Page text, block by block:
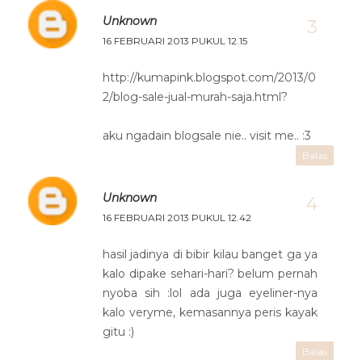
Unknown
16 FEBRUARI 2013 PUKUL 12.15
http://kumapink.blogspot.com/2013/0
2/blog-sale-jual-murah-saja.html?
aku ngadain blogsale nie.. visit me.. :3
Balas
Unknown
16 FEBRUARI 2013 PUKUL 12.42
hasil jadinya di bibir kilau banget ga ya
kalo dipake sehari-hari? belum pernah
nyoba sih :lol ada juga eyeliner-nya
kalo veryme, kemasannya peris kayak
gitu :)
Balas